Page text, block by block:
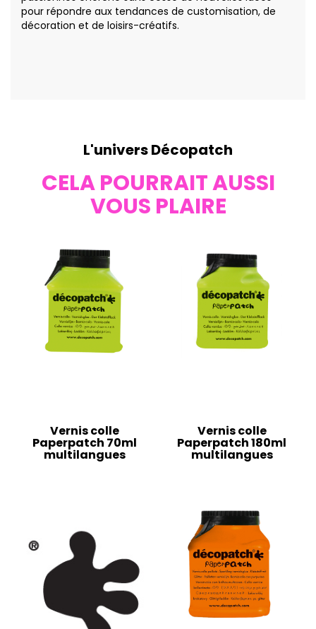
pour répondre aux tendances de customisation, de
décoration et de loisirs-créatifs.
L'univers Décopatch
CELA POURRAIT AUSSI
VOUS PLAIRE
Vernis colle
Paperpatch 70ml
multilangues
Vernis colle
Paperpatch 180ml
multilangues